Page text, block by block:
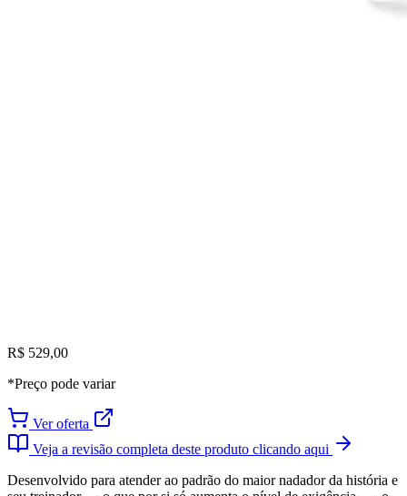
R$ 529,00
*Preço pode variar
Ver oferta
Veja a revisão completa deste produto clicando aqui
Desenvolvido para atender ao padrão do maior nadador da história e